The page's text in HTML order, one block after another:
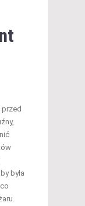
przed
była